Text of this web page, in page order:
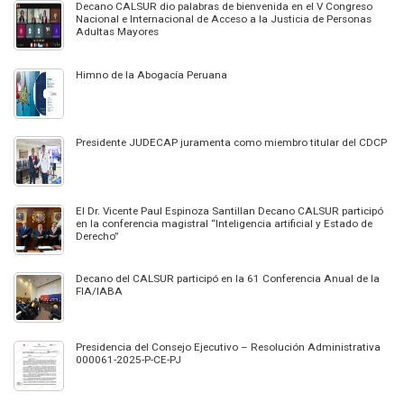
Decano CALSUR dio palabras de bienvenida en el V Congreso
Nacional e Internacional de Acceso a la Justicia de Personas
Adultas Mayores
Himno de la Abogacía Peruana
Presidente JUDECAP juramenta como miembro titular del CDCP
El Dr. Vicente Paul Espinoza Santillan Decano CALSUR participó
en la conferencia magistral “Inteligencia artificial y Estado de
Derecho”
Decano del CALSUR participó en la 61 Conferencia Anual de la
FIA/IABA
Presidencia del Consejo Ejecutivo – Resolución Administrativa
000061-2025-P-CE-PJ